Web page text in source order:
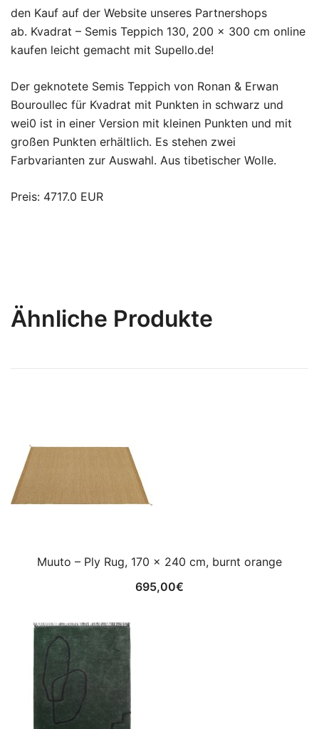
den Kauf auf der Website unseres Partnershops
ab. Kvadrat – Semis Teppich 130, 200 x 300 cm online
kaufen leicht gemacht mit Supello.de!
Der geknotete Semis Teppich von Ronan & Erwan
Bouroullec für Kvadrat mit Punkten in schwarz und
wei0 ist in einer Version mit kleinen Punkten und mit
großen Punkten erhältlich. Es stehen zwei
Farbvarianten zur Auswahl. Aus tibetischer Wolle.
Preis: 4717.0 EUR
Ähnliche Produkte
Muuto – Ply Rug, 170 x 240 cm, burnt orange
695,00€